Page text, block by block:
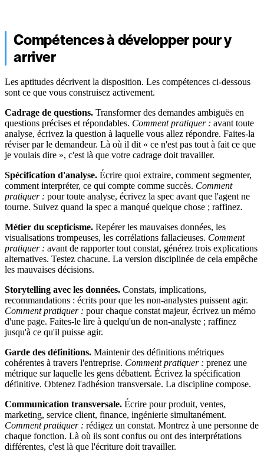
Compétences à développer pour y
arriver
Les aptitudes décrivent la disposition. Les compétences ci-dessous
sont ce que vous construisez activement.
Cadrage de questions. Transformer des demandes ambiguës en
questions précises et répondables. Comment pratiquer : avant toute
analyse, écrivez la question à laquelle vous allez répondre. Faites-la
réviser par le demandeur. Là où il dit « ce n'est pas tout à fait ce que
je voulais dire », c'est là que votre cadrage doit travailler.
Spécification d'analyse. Écrire quoi extraire, comment segmenter,
comment interpréter, ce qui compte comme succès. Comment
pratiquer : pour toute analyse, écrivez la spec avant que l'agent ne
tourne. Suivez quand la spec a manqué quelque chose ; raffinez.
Métier du scepticisme. Repérer les mauvaises données, les
visualisations trompeuses, les corrélations fallacieuses. Comment
pratiquer : avant de rapporter tout constat, générez trois explications
alternatives. Testez chacune. La version disciplinée de cela empêche
les mauvaises décisions.
Storytelling avec les données. Constats, implications,
recommandations : écrits pour que les non-analystes puissent agir.
Comment pratiquer : pour chaque constat majeur, écrivez un mémo
d'une page. Faites-le lire à quelqu'un de non-analyste ; raffinez
jusqu'à ce qu'il puisse agir.
Garde des définitions. Maintenir des définitions métriques
cohérentes à travers l'entreprise. Comment pratiquer : prenez une
métrique sur laquelle les gens débattent. Écrivez la spécification
définitive. Obtenez l'adhésion transversale. La discipline compose.
Communication transversale. Écrire pour produit, ventes,
marketing, service client, finance, ingénierie simultanément.
Comment pratiquer : rédigez un constat. Montrez à une personne de
chaque fonction. Là où ils sont confus ou ont des interprétations
différentes, c'est là que l'écriture doit travailler.